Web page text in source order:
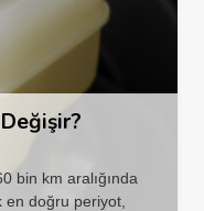
bin km aralığında
doğru periyot,